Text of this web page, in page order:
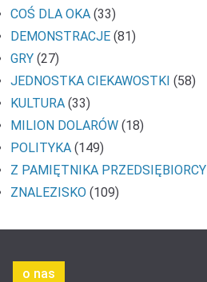
COŚ DLA OKA (33)
DEMONSTRACJE (81)
GRY (27)
JEDNOSTKA CIEKAWOSTKI (58)
KULTURA (33)
MILION DOLARÓW (18)
POLITYKA (149)
Z PAMIĘTNIKA PRZEDSIĘBIORCY
ZNALEZISKO (109)
o nas